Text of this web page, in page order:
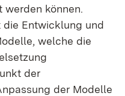
können.
die Entwicklung und
welche die
der
der Modelle